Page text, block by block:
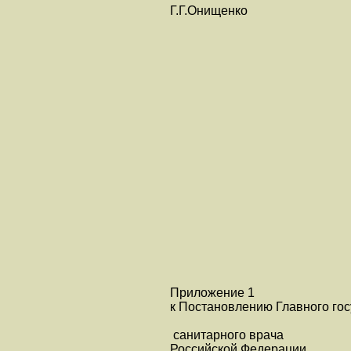
Г.Г.Онищенко
Приложение 1
к Постановлению Главного
санитарного врача